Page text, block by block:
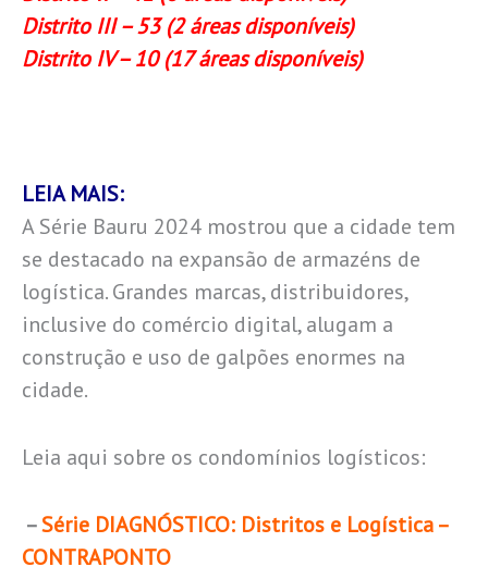
Distrito III – 53 (2 áreas disponíveis)
Distrito IV – 10 (17 áreas disponíveis)
LEIA MAIS:
A Série Bauru 2024 mostrou que a cidade tem
se destacado na expansão de armazéns de
logística. Grandes marcas, distribuidores,
inclusive do comércio digital, alugam a
construção e uso de galpões enormes na
cidade.
Leia aqui sobre os condomínios logísticos:
–Série DIAGNÓSTICO: Distritos e Logística –
CONTRAPONTO